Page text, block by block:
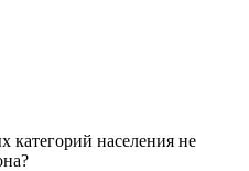
категорий населения не